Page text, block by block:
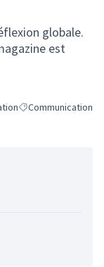
globale.
est
Propositions en
Filtrer les résultats
Communication